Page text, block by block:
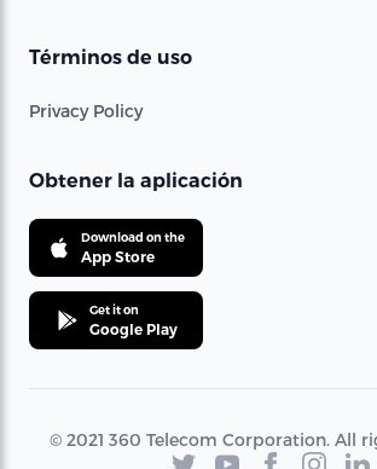
Términos de uso
Privacy Policy
Obtener la aplicación
Download on the
App Store
Get it on
Google Play
© 2021 360 Telecom Corporation. All